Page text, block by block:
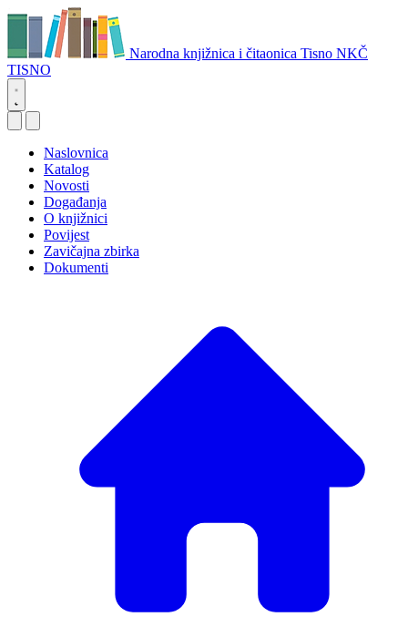
Narodna knjižnica i čitaonica Tisno NKČ
TISNO
Naslovnica
Katalog
Novosti
Događanja
O knjižnici
Povijest
Zavičajna zbirka
Dokumenti